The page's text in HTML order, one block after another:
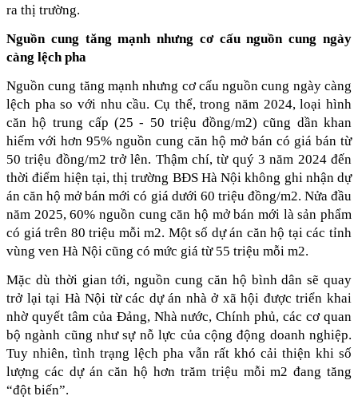
ra thị trường.
Nguồn cung tăng mạnh nhưng cơ cấu nguồn cung ngày
càng lệch pha
Nguồn cung tăng mạnh nhưng cơ cấu nguồn cung ngày càng
lệch pha so với nhu cầu. Cụ thể, trong năm 2024, loại hình
căn hộ trung cấp (25 - 50 triệu đồng/m2) cũng dần khan
hiếm với hơn 95% nguồn cung căn hộ mở bán có giá bán từ
50 triệu đồng/m2 trở lên. Thậm chí, từ quý 3 năm 2024 đến
thời điểm hiện tại, thị trường BĐS Hà Nội không ghi nhận dự
án căn hộ mở bán mới có giá dưới 60 triệu đồng/m2. Nửa đầu
năm 2025, 60% nguồn cung căn hộ mở bán mới là sản phẩm
có giá trên 80 triệu mỗi m2. Một số dự án căn hộ tại các tỉnh
vùng ven Hà Nội cũng có mức giá từ 55 triệu mỗi m2.
Mặc dù thời gian tới, nguồn cung căn hộ bình dân sẽ quay
trở lại tại Hà Nội từ các dự án nhà ở xã hội được triển khai
nhờ quyết tâm của Đảng, Nhà nước, Chính phủ, các cơ quan
bộ ngành cũng như sự nỗ lực của cộng động doanh nghiệp.
Tuy nhiên, tình trạng lệch pha vẫn rất khó cải thiện khi số
lượng các dự án căn hộ hơn trăm triệu mỗi m2 đang tăng
“đột biến”.